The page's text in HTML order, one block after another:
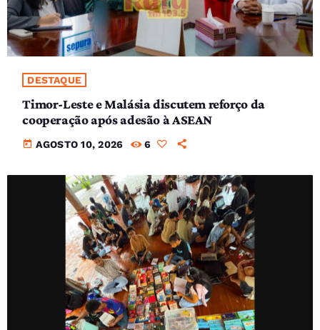
DESTAQUE
Timor-Leste e Malásia discutem reforço da
cooperação após adesão à ASEAN
today AGOSTO 10, 2026 6